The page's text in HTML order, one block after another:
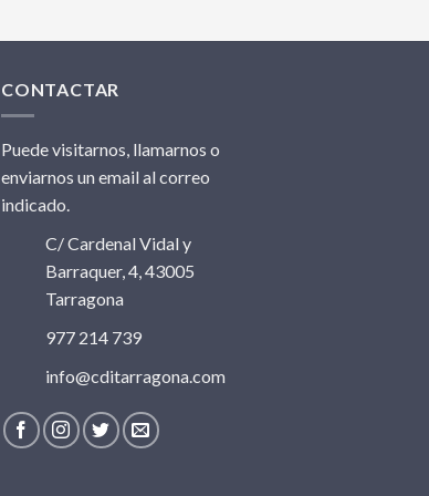
CONTACTAR
Puede visitarnos, llamarnos o
enviarnos un email al correo
indicado.
C/ Cardenal Vidal y
Barraquer, 4, 43005
Tarragona
977 214 739
info@cditarragona.com